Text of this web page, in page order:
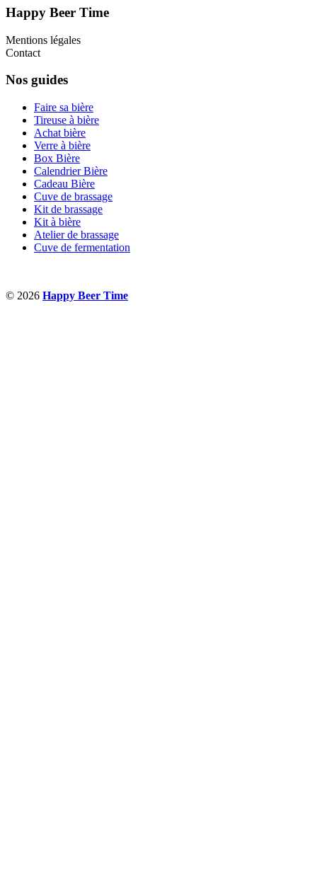
Happy Beer Time
Mentions légales
Contact
Nos guides
Faire sa bière
Tireuse à bière
Achat bière
Verre à bière
Box Bière
Calendrier Bière
Cadeau Bière
Cuve de brassage
Kit de brassage
Kit à bière
Atelier de brassage
Cuve de fermentation
© 2026 Happy Beer Time